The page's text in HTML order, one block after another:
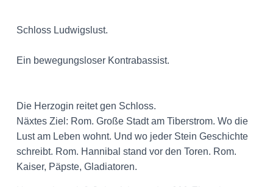
Schloss Ludwigslust.
Ein bewegungsloser Kontrabassist.
Die Herzogin reitet gen Schloss.
Näxtes Ziel: Rom. Große Stadt am Tiberstrom. Wo die
Lust am Leben wohnt. Und wo jeder Stein Geschichte
schreibt. Rom. Hannibal stand vor den Toren. Rom.
Kaiser, Päpste, Gladiatoren.